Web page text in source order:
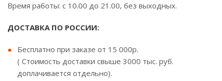
Время работы: с 10.00 до 21.00, без выходных.
ДОСТАВКА ПО РОССИИ:
Бесплатно при заказе от 15 000р.
( Стоимость доставки свыше 3000 тыс. руб.
доплачивается отдельно).